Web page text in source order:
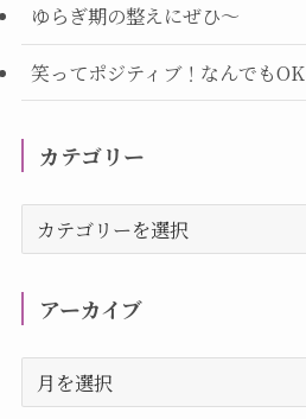
ゆらぎ期の整えにぜひ～
笑ってポジティブ！なんでもOK
カテゴリー
テ
アーカイブ
ー